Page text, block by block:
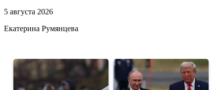
5 августа 2026
Екатерина Румянцева